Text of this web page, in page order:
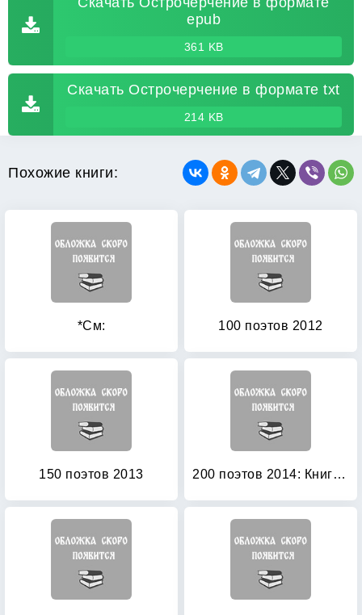
epub
361 KB
Скачать Острочерчение в формате txt
214 KB
Похожие книги:
*См: 100 поэтов 2012
150 поэтов 2013 200 поэтов 2014: Книга 1